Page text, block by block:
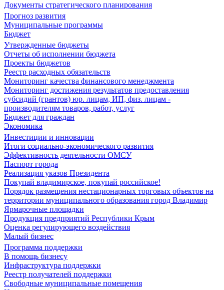
Документы стратегического планирования
Прогноз развития
Муниципальные программы
Бюджет
Утвержденные бюджеты
Отчеты об исполнении бюджета
Проекты бюджетов
Реестр расходных обязательств
Мониторинг качества финансового менеджмента
Мониторинг достижения результатов предоставления
субсидий (грантов) юр. лицам, ИП, физ. лицам -
производителям товаров, работ, услуг
Бюджет для граждан
Экономика
Инвестиции и инновации
Итоги социально-экономического развития
Эффективность деятельности ОМСУ
Паспорт города
Реализация указов Президента
Покупай владимирское, покупай российское!
Порядок размещения нестационарных торговых объектов на
территории муниципального образования город Владимир
Ярмарочные площадки
Продукция предприятий Республики Крым
Оценка регулирующего воздействия
Малый бизнес
Программа поддержки
В помощь бизнесу
Инфраструктура поддержки
Реестр получателей поддержки
Свободные муниципальные помещения